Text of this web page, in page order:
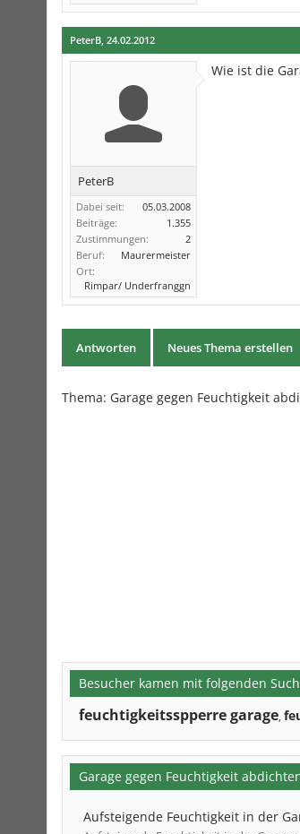
PeterB, 24.02.2012
PeterB
Dabei seit:
05.03.2008
Beiträge:
1.355
Zustimmungen:
2
Beruf:
Maurermeister
Ort:
Rimpar/ Underfranggn
Wie ist die
Antworten Neues Thema erstellen
Thema: Garage gegen Feuchtigkeit
Besucher kamen mit folgenden
feuchtigkeitsspperre garage,
Garage gegen Feuchtigkeit
Aufsteigende Feuchtigkeit in der